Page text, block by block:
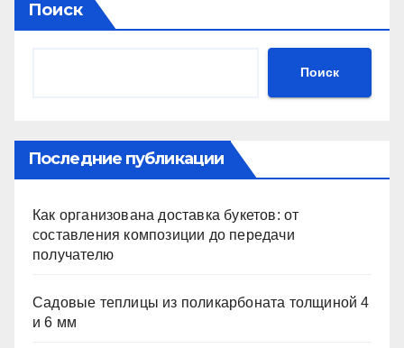
Поиск
Поиск
Последние публикации
Как организована доставка букетов: от
составления композиции до передачи
получателю
Садовые теплицы из поликарбоната толщиной 4
и 6 мм